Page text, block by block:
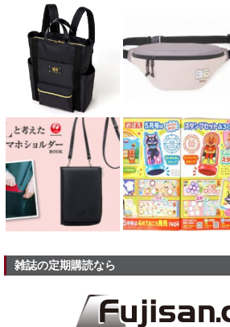
雑誌の定期購読なら